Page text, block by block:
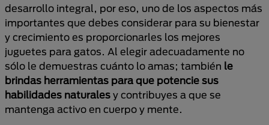
desarrollo integral, por eso, uno de los aspectos más
importantes que debes considerar para su bienestar
y crecimiento es proporcionarles los mejores
juguetes para gatos. Al elegir adecuadamente no
sólo le demuestras cuánto lo amas; también le
brindas herramientas para que potencie sus
habilidades naturales y contribuyes a que se
mantenga activo en cuerpo y mente.